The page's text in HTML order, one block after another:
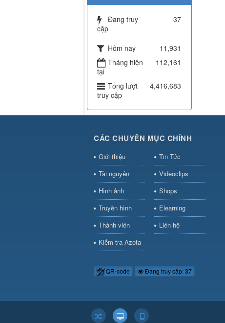
Đang truy
cập
37
Hôm nay
11,931
Tháng hiện
tại
112,161
Tổng lượt
truy cập
4,416,683
CÁC CHUYÊN MỤC CHÍNH
Giới thiệu
Tin Tức
Tài nguyên
Videoclips
Hình ảnh
Shops
Truyền hình
Elearning
Thành viên
Liên hệ
Kiểm tra Azota
QR-code Đang truy cập: 37